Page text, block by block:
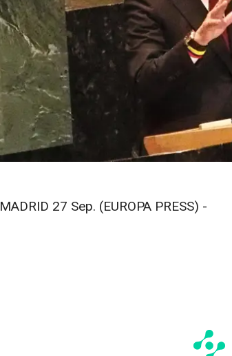
MADRID 27 Sep. (EUROPA PRESS) -